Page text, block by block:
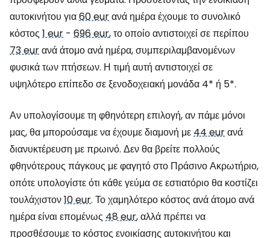
αυτοκινήτου για60 eurανά ημέρα έχουμε το συνολικό
κόστος 1 eur - 696 eur, το οποίο αντιστοιχεί σε περίπου
73 eurανά άτομο ανά ημέρα, συμπεριλαμβανομένων
φυσικά των πτήσεων. Η τιμή αυτή αντιστοιχεί σε
υψηλότερο επίπεδο σε ξενοδοχειακή μονάδα 4* ή 5*.
Αν υπολογίσουμε τη φθηνότερη επιλογή, αν πάμε μόνοι
μας, θα μπορούσαμε να έχουμε διαμονή με44 eurανά
διανυκτέρευση με πρωινό. Δεν θα βρείτε πολλούς
φθηνότερους πάγκους με φαγητό στο Πράσινο Ακρωτήριο,
οπότε υπολογίστε ότι κάθε γεύμα σε εστιατόριο θα κοστίζει
τουλάχιστον10 eur. Το χαμηλότερο κόστος ανά άτομο ανά
ημέρα είναι επομένως 48 eur, αλλά πρέπει να
προσθέσουμε το κόστος ενοικίασης αυτοκινήτου και